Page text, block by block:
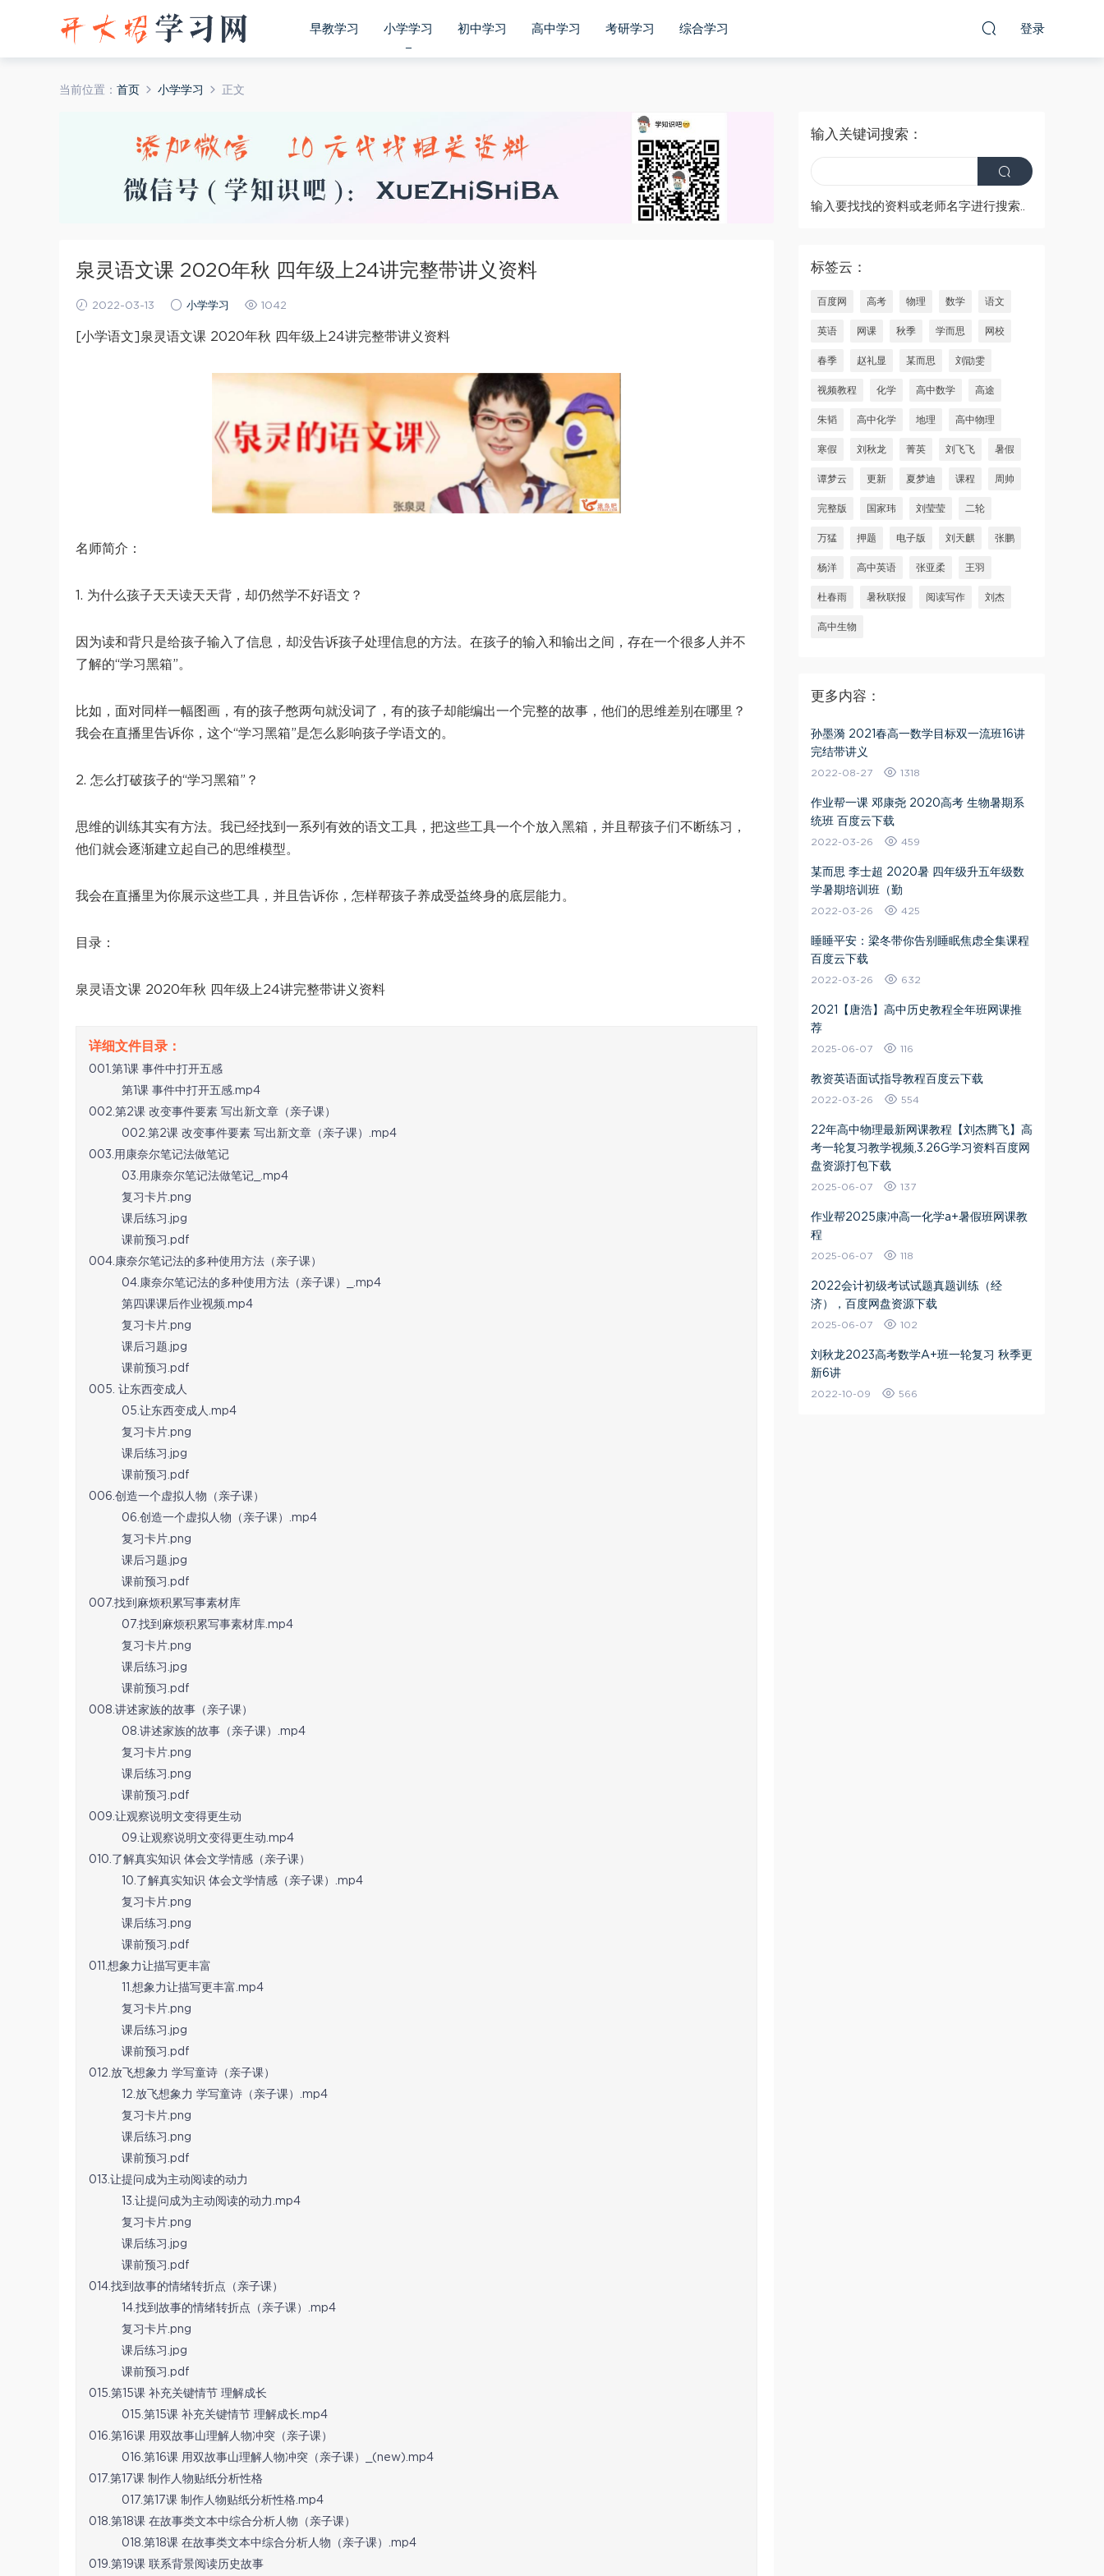
早教学习 小学学习 初中学习 高中学习 考研学习 综合学习 登录
当前位置： 首页 小学学习 正文
泉灵语文课 2020年秋 四年级上24讲完整带讲义资料
2022-03-13 小学学习 1042
[小学语文]泉灵语文课 2020年秋 四年级上24讲完整带讲义资料
名师简介：
1. 为什么孩子天天读天天背，却仍然学不好语文？
因为读和背只是给孩子输入了信息，却没告诉孩子处理信息的方法。在孩子的输入和输出之间，存在一个很多人并不
了解的“学习黑箱”。
比如，面对同样一幅图画，有的孩子憋两句就没词了，有的孩子却能编出一个完整的故事，他们的思维差别在哪里？
我会在直播里告诉你，这个“学习黑箱”是怎么影响孩子学语文的。
2. 怎么打破孩子的“学习黑箱”？
思维的训练其实有方法。我已经找到一系列有效的语文工具，把这些工具一个个放入黑箱，并且帮孩子们不断练习，
他们就会逐渐建立起自己的思维模型。
我会在直播里为你展示这些工具，并且告诉你，怎样帮孩子养成受益终身的底层能力。
目录：
泉灵语文课 2020年秋 四年级上24讲完整带讲义资料
001.第1课 事件中打开五感
第1课 事件中打开五感.mp4
002.第2课 改变事件要素 写出新文章（亲子课）
002.第2课 改变事件要素 写出新文章（亲子课）.mp4
003.用康奈尔笔记法做笔记
03.用康奈尔笔记法做笔记_.mp4
复习卡片.png
课后练习.jpg
课前预习.pdf
004.康奈尔笔记法的多种使用方法（亲子课）
04.康奈尔笔记法的多种使用方法（亲子课）_.mp4
第四课课后作业视频.mp4
复习卡片.png
课后习题.jpg
课前预习.pdf
005. 让东西变成人
05.让东西变成人.mp4
复习卡片.png
课后练习.jpg
课前预习.pdf
006.创造一个虚拟人物（亲子课）
06.创造一个虚拟人物（亲子课）.mp4
复习卡片.png
课后习题.jpg
课前预习.pdf
007.找到麻烦积累写事素材库
07.找到麻烦积累写事素材库.mp4
复习卡片.png
课后练习.jpg
课前预习.pdf
008.讲述家族的故事（亲子课）
08.讲述家族的故事（亲子课）.mp4
复习卡片.png
课后练习.png
课前预习.pdf
009.让观察说明文变得更生动
09.让观察说明文变得更生动.mp4
010.了解真实知识 体会文学情感（亲子课）
10.了解真实知识 体会文学情感（亲子课）.mp4
复习卡片.png
课后练习.png
课前预习.pdf
011.想象力让描写更丰富
11.想象力让描写更丰富.mp4
复习卡片.png
课后练习.jpg
课前预习.pdf
012.放飞想象力 学写童诗（亲子课）
12.放飞想象力 学写童诗（亲子课）.mp4
复习卡片.png
课后练习.png
课前预习.pdf
013.让提问成为主动阅读的动力
13.让提问成为主动阅读的动力.mp4
复习卡片.png
课后练习.jpg
课前预习.pdf
014.找到故事的情绪转折点（亲子课）
14.找到故事的情绪转折点（亲子课）.mp4
复习卡片.png
课后练习.jpg
课前预习.pdf
015.第15课 补充关键情节 理解成长
015.第15课 补充关键情节 理解成长.mp4
016.第16课 用双故事山理解人物冲突（亲子课）
016.第16课 用双故事山理解人物冲突（亲子课）_(new).mp4
017.第17课 制作人物贴纸分析性格
017.第17课 制作人物贴纸分析性格.mp4
018.第18课 在故事类文本中综合分析人物（亲子课）
018.第18课 在故事类文本中综合分析人物（亲子课）.mp4
019.第19课 联系背景阅读历史故事
输入关键词搜索：
输入要找找的资料或老师名字进行搜索..
标签云：
百度网 高考 物理 数学 语文
英语 网课 秋季 学而思 网校
春季 赵礼显 某而思 刘勖雯
视频教程 化学 高中数学 高途
朱韬 高中化学 地理 高中物理
寒假 刘秋龙 菁英 刘飞飞 暑假
谭梦云 更新 夏梦迪 课程 周帅
完整版 国家玮 刘莹莹 二轮
万猛 押题 电子版 刘天麒 张鹏
杨洋 高中英语 张亚柔 王羽
杜春雨 暑秋联报 阅读写作 刘杰
高中生物
更多内容：
孙墨漪 2021春高一数学目标双一流班16讲
完结带讲义
2022-08-27 1318
作业帮一课 邓康尧 2020高考 生物暑期系
统班 百度云下载
2022-03-26 459
某而思 李士超 2020暑 四年级升五年级数
学暑期培训班（勤
2022-03-26 425
睡睡平安：梁冬带你告别睡眠焦虑全集课程
百度云下载
2022-03-26 632
2021【唐浩】高中历史教程全年班网课推
荐
2025-06-07 116
教资英语面试指导教程百度云下载
2022-03-26 554
22年高中物理最新网课教程【刘杰腾飞】高
考一轮复习教学视频,3.26G学习资料百度网
盘资源打包下载
2025-06-07 137
作业帮2025康冲高一化学a+暑假班网课教
程
2025-06-07 118
2022会计初级考试试题真题训练（经
济），百度网盘资源下载
2025-06-07 102
刘秋龙2023高考数学A+班一轮复习 秋季更
新6讲
2022-10-09 566